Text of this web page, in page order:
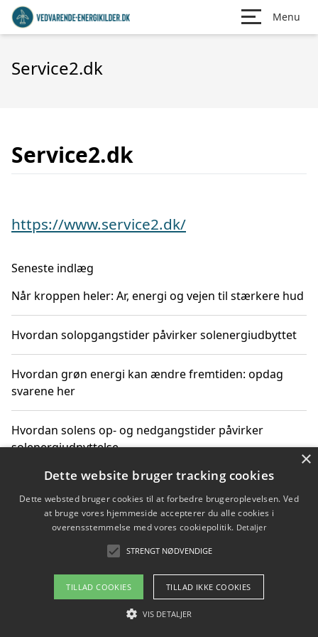
Menu
Service2.dk
Service2.dk
https://www.service2.dk/
Seneste indlæg
Når kroppen heler: Ar, energi og vejen til stærkere hud
Hvordan solopgangstider påvirker solenergiudbyttet
Hvordan grøn energi kan ændre fremtiden: opdag
svarene her
Hvordan solens op- og nedgangstider påvirker
solenergiudnyttelse
Hvordan du får svar på energispørgsmål om
vedvarende energikilder
Om / kontakt
Blog Betingelser
×
Dette website bruger tracking cookies
Dette websted bruger cookies til at forbedre brugeroplevelsen. Ved
at bruge vores hjemmeside accepterer du alle cookies i
overensstemmelse med vores cookiepolitik. Detaljer
STRENGT NØDVENDIGE
TILLAD COOKIES TILLAD IKKE COOKIES
VIS DETALJER